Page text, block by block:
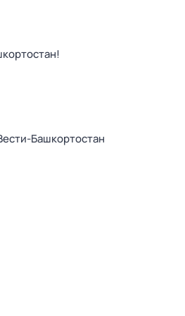
Башкортостан